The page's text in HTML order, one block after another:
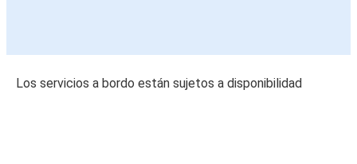
Los servicios a bordo están sujetos a disponibilidad